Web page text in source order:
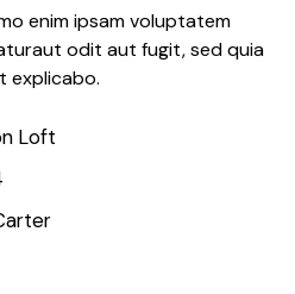
enim ipsam voluptatem
odit aut fugit, sed quia
explicabo.
Loft